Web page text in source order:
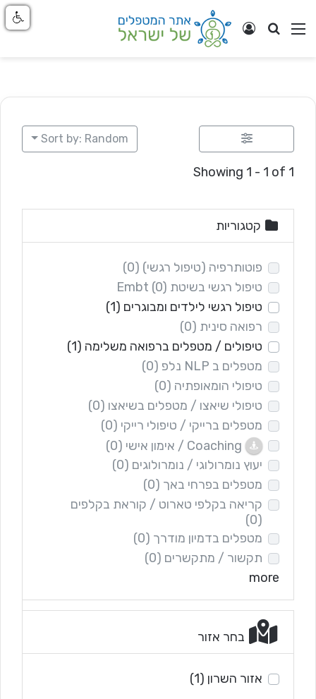
ניווט באתר
חפש התחבר
Showing 1 - 1 of 1
Sort by: Random
קטגוריות
פוטותרפיה (טיפול רגשי) (0)
טיפול רגשי בשיטת Embt (0)
טיפול רגשי לילדים ומבוגרים (1)
רפואה סינית (0)
טיפולים / מטפלים ברפואה משלימה (1)
מטפלים ב NLP נלפ
(0)
טיפולי הומאופתיה (0)
טיפולי שיאצו / מטפלים בשיאצו (0)
מטפלים ברייקי / טיפולי רייקי (0)
Coaching / אימון אישי
(0)
יעוץ נומרולוגי / נומרולוגים (0)
מטפלים בפרחי באך (0)
קריאה בקלפי טארוט / קוראת בקלפים
(0)
מטפלים בדמיון מודרך (0)
תקשור / מתקשרים (0)
more
בחר אזור
אזור השרון (1)